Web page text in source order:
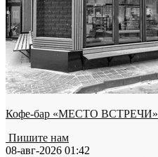
Кофе-бар «МЕСТО ВСТРЕЧИ»
Пишите нам
08-авг-2026 01:42